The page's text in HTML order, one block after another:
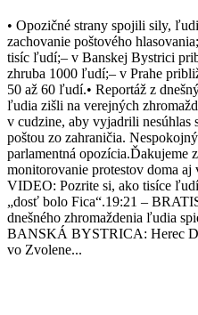
• Opozičné strany spojili sily,
zachovanie poštového
tisíc ľudí;– v Banskej Bystrici
zhruba 1000 ľudí;– v Prahe
50 až 60 ľudí.• Reportáž z
ľudia zišli na verejných
v cudzine, aby vyjadrili
poštou zo zahraničia.
parlamentná
monitorovanie protestov doma
VIDEO: Pozrite si, ako tisíce
„dosť bolo Fica“.19:21 –
dnešného zhromaždenia ľudia
BANSKÁ BYSTRICA: Herec
vo Zvolene...